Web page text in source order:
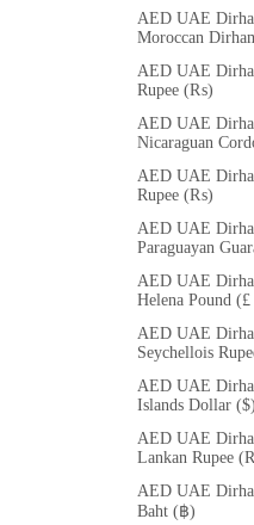
AED UAE
Moroccan
AED UAE
Rupee (₨)
AED UAE
Nicaraguan
AED UAE
Rupee (₨)
AED UAE
Paraguayan
AED UAE
Helena Pound (£
AED UAE
Seychellois
AED UAE
Islands Dollar ($)
AED UAE
Lankan Rupee
AED UAE
Baht (฿)